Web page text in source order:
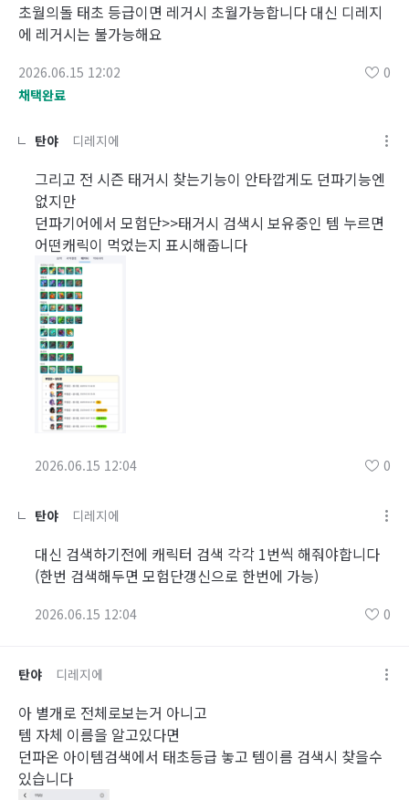
초월의돌 태초 등급이면 레거시 초월가능합니다 대신 디레지
에 레거시는 불가능해요
2026.06.15 12:02
0
채택완료
탄야 디레지에
그리고 전 시즌 태거시 찾는기능이 안타깝게도 던파기능엔
없지만
던파기어에서 모험단>>태거시 검색시 보유중인 템 누르면
어떤캐릭이 먹었는지 표시해줍니다
2026.06.15 12:04 0
탄야 디레지에
대신 검색하기전에 캐릭터 검색 각각 1번씩 해줘야합니다
(한번 검색해두면 모험단갱신으로 한번에 가능)
2026.06.15 12:04 0
탄야 디레지에
아 별개로 전체로보는거 아니고
템 자체 이름을 알고있다면
던파온 아이템검색에서 태초등급 놓고 템이름 검색시 찾을수
있습니다